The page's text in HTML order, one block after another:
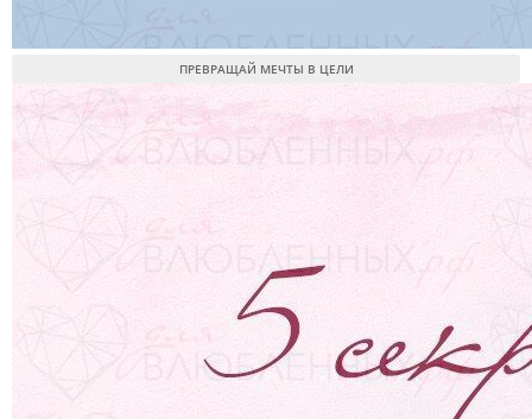
ПРЕВРАЩАЙ МЕЧТЫ В ЦЕЛИ